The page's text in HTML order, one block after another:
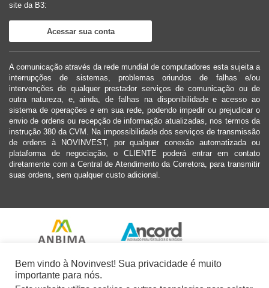
site da B3:
Acessar sua conta
A comunicação através da rede mundial de computadores esta sujeita a
interrupções de sistemas, problemas oriundos de falhas e/ou
intervenções de qualquer prestador serviços de comunicação ou de
outra natureza, e, ainda, de falhas na disponibilidade e acesso ao
sistema de operações e em sua rede, podendo impedir ou prejudicar o
envio de ordens ou recepção de informação atualizadas, nos termos da
instrução 380 da CVM. Na impossibilidade dos serviços de transmissão
de ordens à NOVINVEST, por qualquer conexão automatizada ou
plataforma de negociação, o CLIENTE poderá entrar em contato
diretamente com a Central de Atendimento da Corretora, para transmitir
suas ordens, sem qualquer custo adicional.
Bem vindo à Novinvest! Sua privacidade é muito
importante para nós.